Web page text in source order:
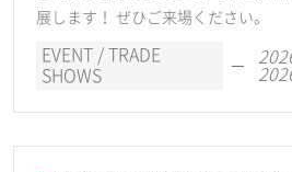
展します！ ぜひご来場ください。
EVENT / TRADE
SHOWS